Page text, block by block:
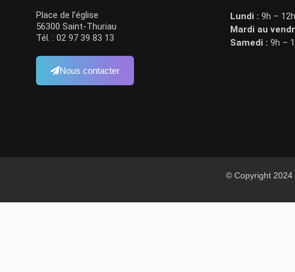
Place de l’église
56300 Saint-Thuriau
Tél. : 02 97 39 83 13
Nous contacter
Lundi : 9h –
Mardi au
Samedi : 9h –
© Copyright 2024